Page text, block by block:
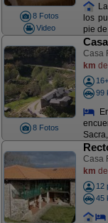
8 Fotos
Video
los
pie
8 Fotos
Casa
km
99
Casa
km
12
45